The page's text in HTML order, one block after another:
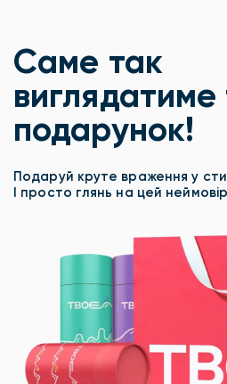
Саме так
виглядатиме
подарунок!
Подаруй круте враження у
І просто глянь на цей